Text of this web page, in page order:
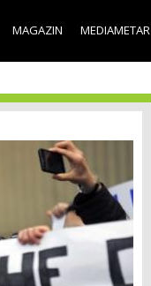
main
content
MAGAZIN MEDIAMETAR